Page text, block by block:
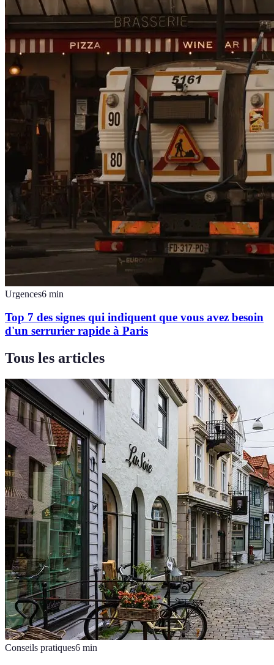
Urgences6 min
Top 7 des signes qui indiquent que vous avez besoin
d'un serrurier rapide à Paris
Tous les articles
Conseils pratiques6 min